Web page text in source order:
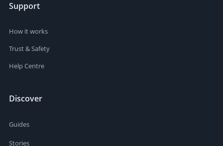
Support
How it works
Trust & Safety
Help Centre
Discover
Guides
Stories